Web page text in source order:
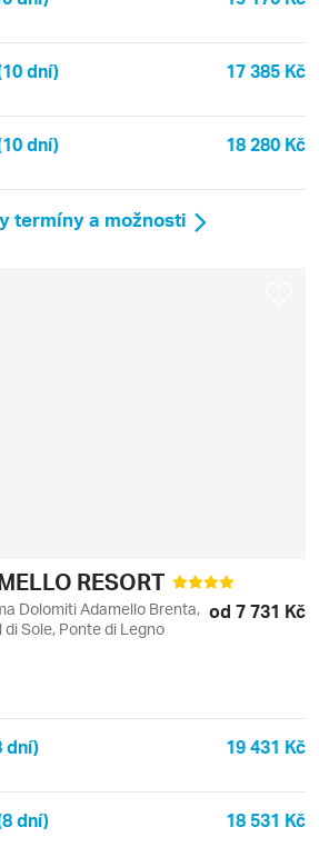
dní) 17 385 Kč
dní) 18 280 Kč
termíny a možnosti
RESORT
Dolomiti Adamello Brenta,
di Sole, Ponte di Legno
od 7 731 Kč
dní) 19 431 Kč
dní) 18 531 Kč